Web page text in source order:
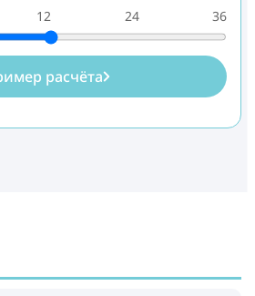
12 24 36
расчёта